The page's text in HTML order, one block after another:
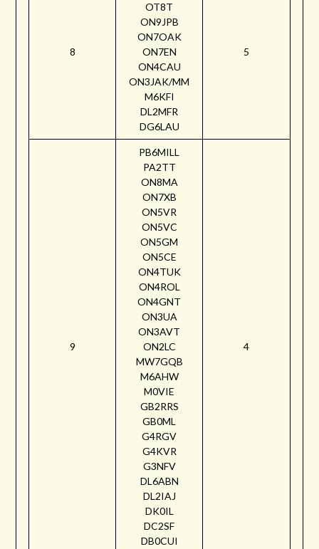
8
OT8T
ON9JPB
ON7OAK
ON7EN
ON4CAU
ON3JAK/MM
M6KFI
DL2MFR
DG6LAU
5
9
PB6MILL
PA2TT
ON8MA
ON7XB
ON5VR
ON5VC
ON5GM
ON5CE
ON4TUK
ON4ROL
ON4GNT
ON3UA
ON3AVT
ON2LC
MW7GQB
M6AHW
M0VIE
GB2RRS
GB0ML
G4RGV
G4KVR
G3NFV
DL6ABN
DL2IAJ
DK0IL
DC2SF
DB0CUI
4